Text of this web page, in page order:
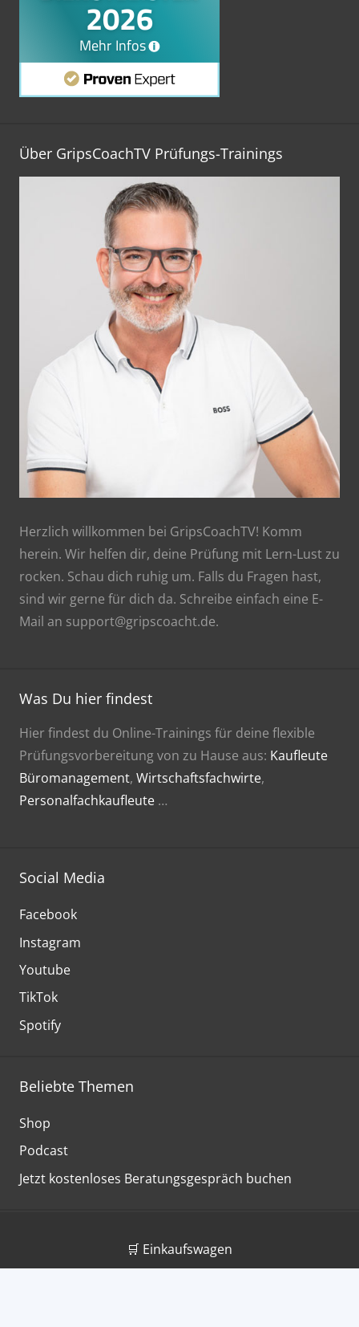
Über GripsCoachTV Prüfungs-Trainings
Herzlich willkommen bei GripsCoachTV! Komm
herein. Wir helfen dir, deine Prüfung mit Lern-Lust zu
rocken. Schau dich ruhig um. Falls du Fragen hast,
sind wir gerne für dich da. Schreibe einfach eine E-
Mail an support@gripscoacht.de.
Was Du hier findest
Hier findest du Online-Trainings für deine flexible
Prüfungsvorbereitung von zu Hause aus: Kaufleute
Büromanagement, Wirtschaftsfachwirte,
Personalfachkaufleute …
Social Media
Facebook
Instagram
Youtube
TikTok
Spotify
Beliebte Themen
Shop
Podcast
Jetzt kostenloses Beratungsgespräch buchen
🛒 Einkaufswagen